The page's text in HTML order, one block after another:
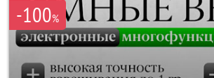
-100%